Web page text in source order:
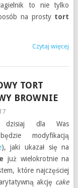
to nie tylko
na prosty tort
Czytaj więcej
TORT
BROWNIE
dzisiaj dla Was
modyfikacją
), jaki ukazał się na
już wielokrotnie na
które najczęściej
akcję cake